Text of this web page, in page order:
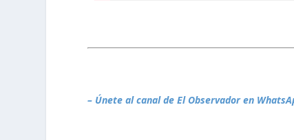
– Únete al canal de El Observador en